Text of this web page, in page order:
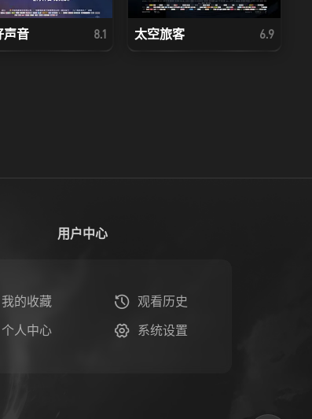
声音 8.1 太空旅客 6.9
用户中心
我的收藏 观看历史
个人中心 系统设置